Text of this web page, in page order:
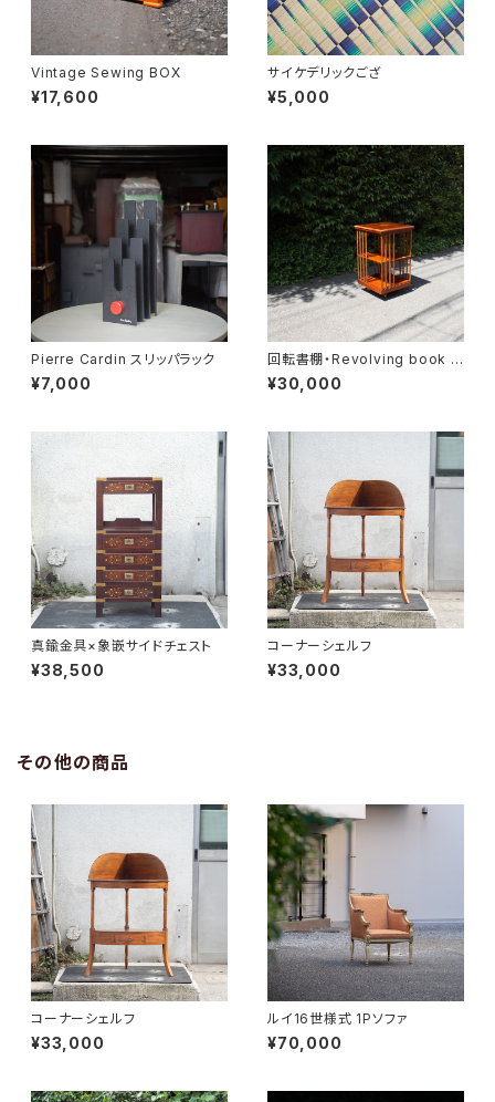
Vintage Sewing BOX
¥17,600
サイケデリックござ
¥5,000
Pierre Cardin スリッパラック
¥7,000
回転書棚・Revolving book c
ase
¥30,000
真鍮金具×象嵌サイドチェスト
¥38,500
コーナーシェルフ
¥33,000
その他の商品
コーナーシェルフ
¥33,000
ルイ16世様式 1Pソファ
¥70,000